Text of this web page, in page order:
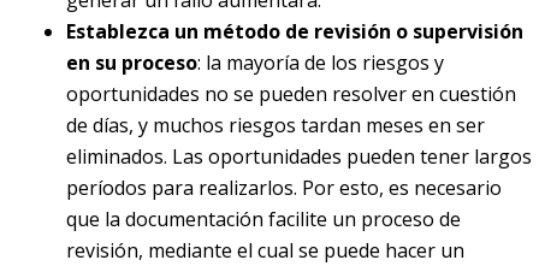
Establezca un método de revisión o supervisión
en su proceso: la mayoría de los riesgos y
oportunidades no se pueden resolver en cuestión
de días, y muchos riesgos tardan meses en ser
eliminados. Las oportunidades pueden tener largos
períodos para realizarlos. Por esto, es necesario
que la documentación facilite un proceso de
revisión, mediante el cual se puede hacer un